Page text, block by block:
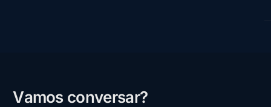
Vamos conversar?